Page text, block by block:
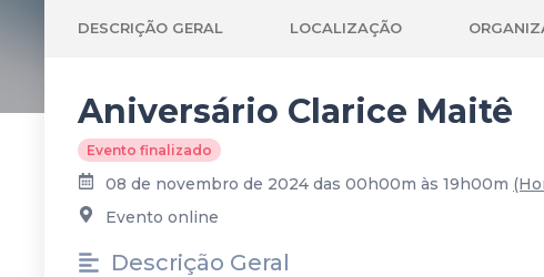
DESCRIÇÃO GERAL LOCALIZAÇÃO
Aniversário Clarice Maitê
Evento finalizado
08 de novembro de 2024 das 00h00m às 19h00m
Evento online
Descrição Geral